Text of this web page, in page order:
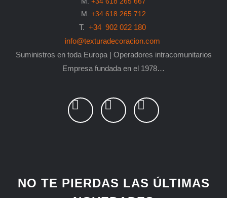
M. +34 618 265 712
T. +34 902 022 180
info@texturadecoracion.com
Suministros en toda Europa | Operadores intracomunitarios
Empresa fundada en el 1978…
L
i
n
P
e
s
F
o
k
NO TE PIERDAS LAS ÚLTIMAS